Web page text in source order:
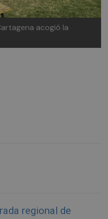
acogió la
regional de